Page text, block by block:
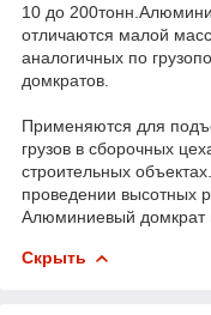
10 до
отличаются малой
аналогичных по
домкратов.
Применяются для
грузов в сборочных
строительных
проведении высотных
Алюминиевый домкрат
Скрыть